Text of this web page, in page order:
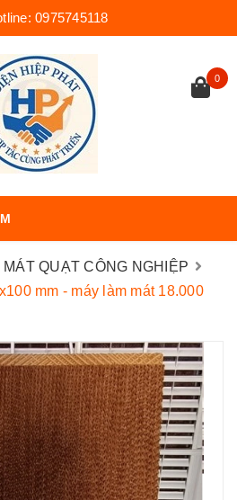
0975745118
0
QUẠT CÔNG NGHIỆP
mm - máy làm mát 18.000